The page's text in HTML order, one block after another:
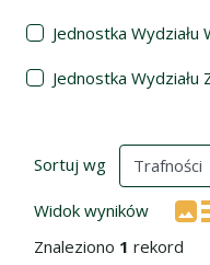
Jednostka
Jednostka Wydziału
Wyniki
Sortuj wg
Widok wyników
Znaleziono 1 rekord